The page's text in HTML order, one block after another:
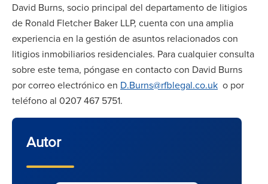
David Burns, socio principal del departamento de litigios
de Ronald Fletcher Baker LLP, cuenta con una amplia
experiencia en la gestión de asuntos relacionados con
litigios inmobiliarios residenciales. Para cualquier consulta
sobre este tema, póngase en contacto con David Burns
por correo electrónico en D.Burns@rfblegal.co.uk o por
teléfono al 0207 467 5751.
Autor